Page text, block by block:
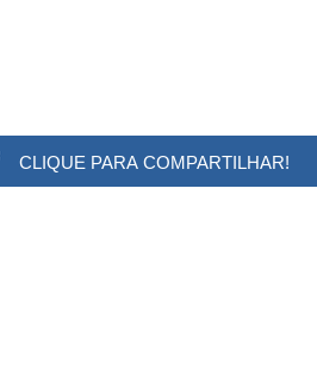
CLIQUE PARA COMPARTILHAR!